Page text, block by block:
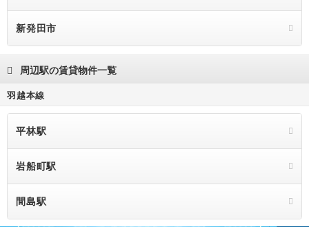
新発田市
周辺駅の賃貸物件一覧
羽越本線
平林駅
岩船町駅
間島駅